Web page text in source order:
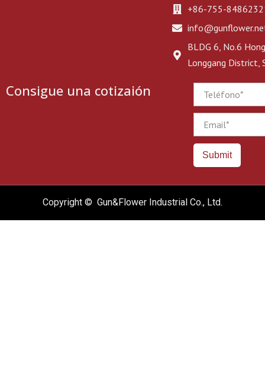
+86-755-
BLDG 6, No.6
Longgang District,
Consigue una cotizaión
Submit
Copyright © Gun&Flower Industrial Co., Ltd.